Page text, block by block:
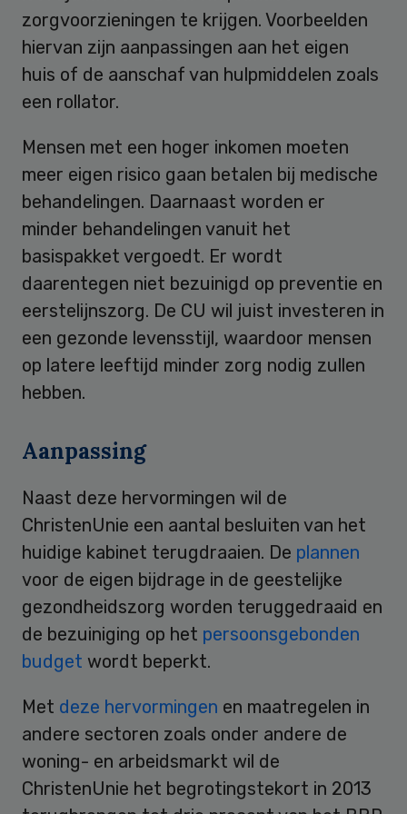
zorgvoorzieningen te krijgen. Voorbeelden
hiervan zijn aanpassingen aan het eigen
huis of de aanschaf van hulpmiddelen zoals
een rollator.
Mensen met een hoger inkomen moeten
meer eigen risico gaan betalen bij medische
behandelingen. Daarnaast worden er
minder behandelingen vanuit het
basispakket vergoedt. Er wordt
daarentegen niet bezuinigd op preventie en
eerstelijnszorg. De CU wil juist investeren in
een gezonde levensstijl, waardoor mensen
op latere leeftijd minder zorg nodig zullen
hebben.
Aanpassing
Naast deze hervormingen wil de
ChristenUnie een aantal besluiten van het
huidige kabinet terugdraaien. De plannen
voor de eigen bijdrage in de geestelijke
gezondheidszorg worden teruggedraaid en
de bezuiniging op het persoonsgebonden
budget wordt beperkt.
Met deze hervormingen en maatregelen in
andere sectoren zoals onder andere de
woning- en arbeidsmarkt wil de
ChristenUnie het begrotingstekort in 2013